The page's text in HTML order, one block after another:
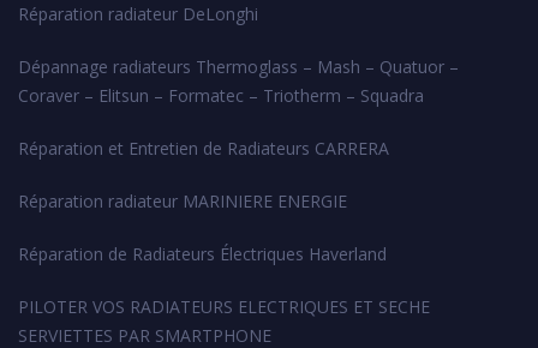
Réparation radiateur DeLonghi
Dépannage radiateurs Thermoglass – Mash – Quatuor –
Coraver – Elitsun – Formatec – Triotherm – Squadra
Réparation et Entretien de Radiateurs CARRERA
Réparation radiateur MARINIERE ENERGIE
Réparation de Radiateurs Électriques Haverland
PILOTER VOS RADIATEURS ELECTRIQUES ET SECHE
SERVIETTES PAR SMARTPHONE